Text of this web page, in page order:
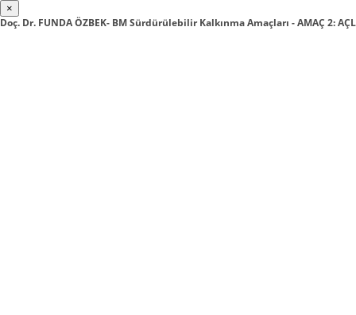
×
Doç. Dr. FUNDA ÖZBEK- BM Sürdürülebilir Kalkınma Amaçları - AMAÇ 2: